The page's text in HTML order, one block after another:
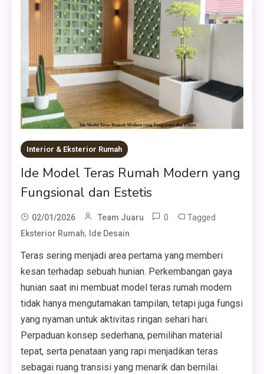
Interior & Eksterior Rumah
Ide Model Teras Rumah Modern yang
Fungsional dan Estetis
02/01/2026 Team Juaru 0 Tagged
Eksterior Rumah, Ide Desain
Teras sering menjadi area pertama yang memberi
kesan terhadap sebuah hunian. Perkembangan gaya
hunian saat ini membuat model teras rumah modern
tidak hanya mengutamakan tampilan, tetapi juga fungsi
yang nyaman untuk aktivitas ringan sehari hari.
Perpaduan konsep sederhana, pemilihan material
tepat, serta penataan yang rapi menjadikan teras
sebagai ruang transisi yang menarik dan bernilai.